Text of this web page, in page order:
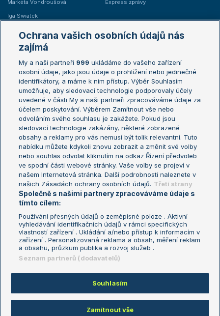
Markéta Vondroušová
Iga Swiatek
Express zprávy
Žebříčky
Žebříček ATP (muži)
Žebříček WTA (ženy)
Sázkařský žebříček
Australian Open
French Open
Wimbledon
US Open
Turnaj mistrů
Turnaj mistryň
Aktualní trendy
Fotbalové přestupy
Livesport Daily
LS Prague Open
Podmínky užití
Nastavení soukromí
GDPR a žurnalistika
Reklama
Kontakt
Informace o zpracování osobních
údajů
Copyright © 2008-2026 TenisPortal.cz. Využíváme zpravodajství ČTK.
Ochrana vašich osobních údajů nás
zajímá
My a naši partneři 999 ukládáme do vašeho zařízení
osobní údaje, jako jsou údaje o prohlížení nebo jedinečné
identifikátory, a máme k nim přístup. Výběr Souhlasím
umožňuje, aby sledovací technologie podporovaly účely
uvedené v části My a naši partneři zpracováváme údaje za
účelem poskytování. Výběrem Zamítnout vše nebo
odvoláním svého souhlasu je zakážete. Pokud jsou
sledovací technologie zakázány, některé zobrazené
obsahy a reklamy pro vás nemusí být tolik relevantní. Tuto
nabídku můžete kdykoli znovu zobrazit a změnit své volby
nebo souhlas odvolat kliknutím na odkaz Řízení předvoleb
ve spodní části webové stránky. Vaše volby se projeví v
našem Internetová stránka. Další podrobnosti naleznete v
našich Zásadách ochrany osobních údajů. Třetí strany
Společně s našimi partnery zpracováváme údaje s
tímto cílem:
Používání přesných údajů o zeměpisné poloze . Aktivní
vyhledávání identifikačních údajů v rámci specifických
vlastností zařízení . Ukládání a/nebo přístup k informacím v
zařízení . Personalizovaná reklama a obsah, měření reklam
a obsahu, průzkum publika a rozvoj služeb .
Seznam partnerů (dodavatelů)
Souhlasím
Zamítnout vše